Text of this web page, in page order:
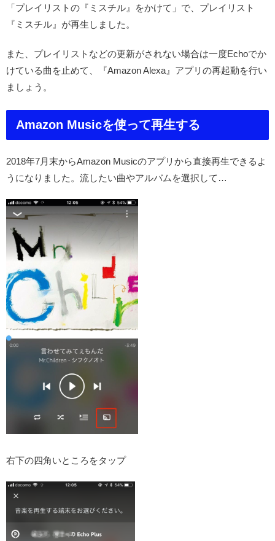
「プレイリストの『ミスチル』をかけて」で、プレイリスト
『ミスチル』が再生しました。
また、プレイリストなどの更新がされない場合は一度Echoでか
けている曲を止めて、『Amazon Alexa』アプリの再起動を行い
ましょう。
Amazon Musicを使って再生する
2018年7月末からAmazon Musicのアプリから直接再生できるよ
うになりました。流したい曲やアルバムを選択して…
右下の四角いところをタップ